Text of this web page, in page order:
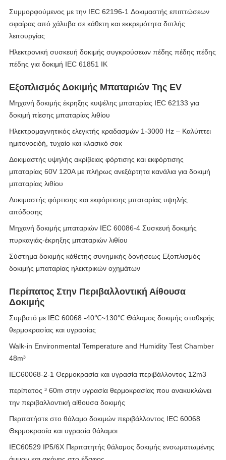
Συμμορφούμενος με την IEC 62196-1 Δοκιμαστής επιπτώσεων
σφαίρας από χάλυβα σε κάθετη και εκκρεμότητα διπλής
λειτουργίας
Ηλεκτρονική συσκευή δοκιμής συγκρούσεων πέδης πέδης πέδης
πέδης για δοκιμή IEC 61851 IK
Εξοπλισμός Δοκιμής Μπαταριών Της EV
Μηχανή δοκιμής έκρηξης κυψέλης μπαταρίας IEC 62133 για
δοκιμή πίεσης μπαταρίας λιθίου
Ηλεκτρομαγνητικός ελεγκτής κραδασμών 1-3000 Hz – Καλύπτει
ημιτονοειδή, τυχαίο και κλασικό σοκ
Δοκιμαστής υψηλής ακρίβειας φόρτισης και εκφόρτισης
μπαταρίας 60V 120A με πλήρως ανεξάρτητα κανάλια για δοκιμή
μπαταρίας λιθίου
Δοκιμαστής φόρτισης και εκφόρτισης μπαταρίας υψηλής
απόδοσης
Μηχανή δοκιμής μπαταριών IEC 60086-4 Συσκευή δοκιμής
πυρκαγιάς-έκρηξης μπαταριών λιθίου
Σύστημα δοκιμής κάθετης συνημικής δονήσεως Εξοπλισμός
δοκιμής μπαταρίας ηλεκτρικών οχημάτων
Περίπατος Στην Περιβαλλοντική Αίθουσα
Δοκιμής
Συμβατό με IEC 60068 -40℃~130℃ Θάλαμος δοκιμής σταθερής
θερμοκρασίας και υγρασίας
Walk-in Environmental Temperature and Humidity Test Chamber
48m³
IEC60068-2-1 Θερμοκρασία και υγρασία περιβάλλοντος 12m3
περίπατος ³ 60m στην υγρασία θερμοκρασίας που ανακυκλώνει
την περιβαλλοντική αίθουσα δοκιμής
Περπατήστε στο θάλαμο δοκιμών περιβάλλοντος IEC 60068
Θερμοκρασία και υγρασία θάλαμοι
IEC60529 IP5/6X Περπατητής θάλαμος δοκιμής ενσωματωμένης